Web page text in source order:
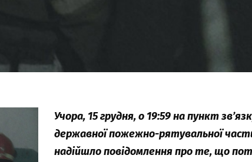
Учора, 15 грудня, о 19:59 на пункт
державної пожежно-рятувальної
надійшло повідомлення про те, що